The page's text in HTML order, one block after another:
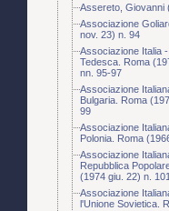
Assereto, Giovanni
Associazione
nov. 23) n. 94
Associazione Italia
Tedesca. Roma
nn. 95-97
Associazione
Bulgaria. Roma
99
Associazione
Polonia. Roma
Associazione
Repubblica
(1974 giu. 22) n. 101
Associazione
l'Unione Sovietica.